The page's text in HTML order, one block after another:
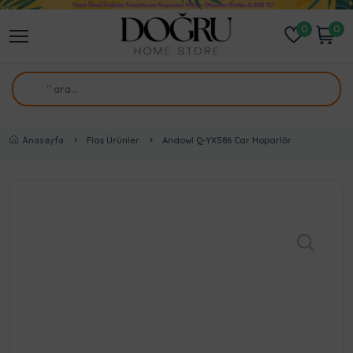
0 0
Anasayfa Flaş Ürünler Andowl Q-YX586 Car Hoparlör